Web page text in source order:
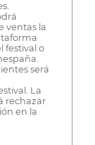
ventas la
festival o
será
La
rechazar
en la